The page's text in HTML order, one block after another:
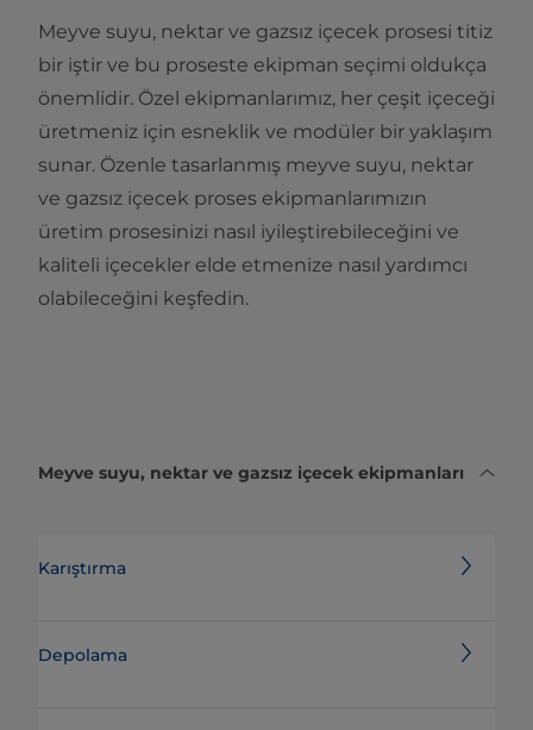
Meyve suyu, nektar ve gazsız içecek prosesi titiz
bir iştir ve bu proseste ekipman seçimi oldukça
önemlidir. Özel ekipmanlarımız, her çeşit içeceği
üretmeniz için esneklik ve modüler bir yaklaşım
sunar. Özenle tasarlanmış meyve suyu, nektar
ve gazsız içecek proses ekipmanlarımızın
üretim prosesinizi nasıl iyileştirebileceğini ve
kaliteli içecekler elde etmenize nasıl yardımcı
olabileceğini keşfedin.
Meyve suyu, nektar ve gazsız içecek ekipmanları
Karıştırma
Depolama